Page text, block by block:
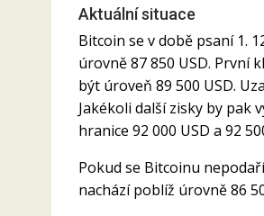
Aktuální situace
Bitcoin se v době psaní 1.
úrovně 87 850 USD. První
být úroveň 89 500 USD.
Jakékoli další zisky by pak
hranice 92 000 USD a 92
Pokud se Bitcoinu
nachází poblíž úrovně 86